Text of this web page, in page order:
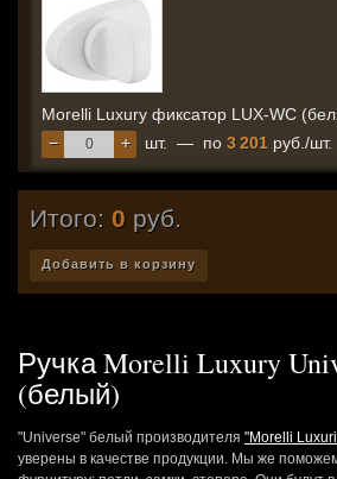
Morelli Luxury фиксатор LUX-WC
+
− шт. — по 3 201 руб./шт.
Итого: 0 руб.
Добавить в корзину
Ручка Morelli Luxury
(белый)
"Universe" белый производителя "Morelli
уверены в качестве продукции. Мы же